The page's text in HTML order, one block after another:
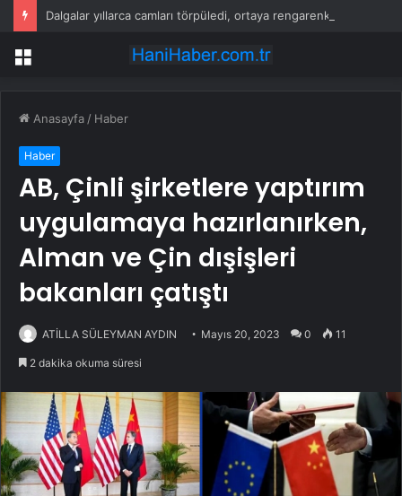
Menü
Anasayfa / Haber
Haber
AB, Çinli şirketlere yaptırım
uygulamaya hazırlanırken,
Alman ve Çin dışişleri
bakanları çatıştı
ATİLLA SÜLEYMAN AYDIN Mayıs 20, 2023 0 11
2 dakika okuma süresi